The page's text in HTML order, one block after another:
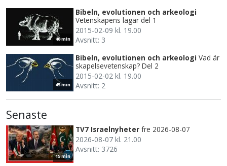
40 min
Bibeln, evolutionen och arkeologi
Vetenskapens lagar del 1
2015-02-09 kl. 19.00
Avsnitt: 3
45 min
Bibeln, evolutionen och arkeologi Vad är
skapelsevetenskap? Del 2
2015-02-02 kl. 19.00
Avsnitt: 2
Senaste
15 min
TV7 Israelnyheter fre 2026-08-07
2026-08-07 kl. 21.00
Avsnitt: 3726